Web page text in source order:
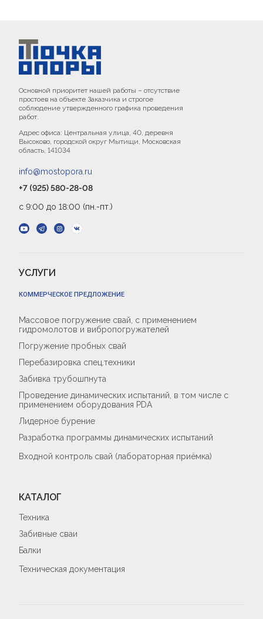
Основной приоритет нашей работы – отсутствие
простоев на объекте Заказчика и строгое
соблюдение утвержденного графика проведения
работ.
Адрес офиса: Центральная улица, 40, деревня
Высоково, городской округ Мытищи, Московская
область, 141034
info@mostopora.ru
+7 (925) 580-28-08
с 9:00 до 18:00 (пн.-пт.)
УСЛУГИ
КОММЕРЧЕСКОЕ ПРЕДЛОЖЕНИЕ
Массовое погружение свай, с применением
гидромолотов и вибропогружателей
Погружение пробных свай
Перебазировка спец.техники
Забивка трубошпнута
Проведение динамических испытаний, в том числе с
применением оборудования PDA
Лидерное бурение
Разработка программы динамических испытаний
Входной контроль свай (лабораторная приёмка)
КАТАЛОГ
Техника
Забивные сваи
Балки
Техническая документация